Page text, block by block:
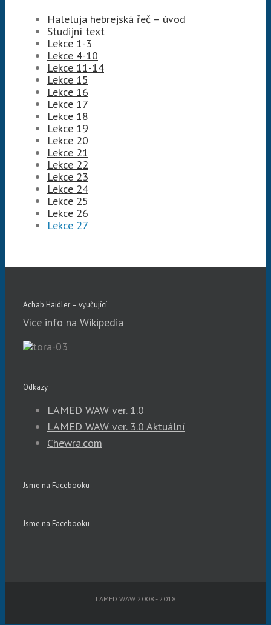
Haleluja hebrejská řeč – úvod
Studijní text
Lekce 1-3
Lekce 4-10
Lekce 11-14
Lekce 15
Lekce 16
Lekce 17
Lekce 18
Lekce 19
Lekce 20
Lekce 21
Lekce 22
Lekce 23
Lekce 24
Lekce 25
Lekce 26
Lekce 27
Achab Haidler – vyučující
Více info na Wikipedia
Odkazy
LAMED WAW ver. 1.0
LAMED WAW ver. 3.0 Aktuální
Chewra.com
Jsme na Facebooku
Jsme na Facebooku
LAMED WAW 2008 - 2018